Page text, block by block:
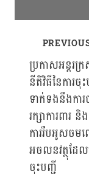
Post
ប្រកាសអន្តរក្
នីតិវិធីនៃការចុ
ទាក់ទងនឹងការ
រក្សាការពារ និង
ការរឹបអូសចម
អចលនវត្ថុដែ
ចុះបញ្ជី